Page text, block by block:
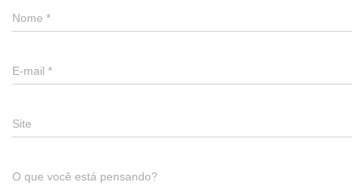
Nome *
E-mail *
Site
O que você está pensando?